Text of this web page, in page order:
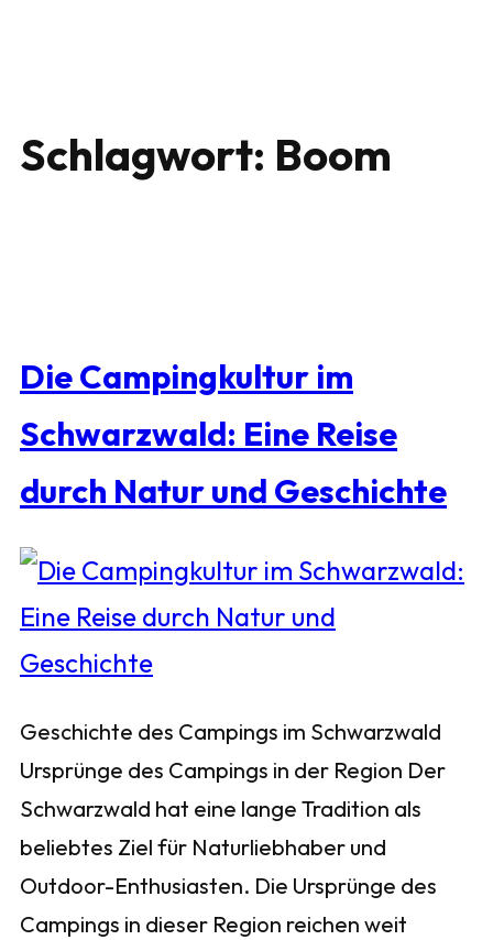
Schlagwort: Boom
Die Campingkultur im
Schwarzwald: Eine Reise
durch Natur und Geschichte
Geschichte des Campings im Schwarzwald
Ursprünge des Campings in der Region Der
Schwarzwald hat eine lange Tradition als
beliebtes Ziel für Naturliebhaber und
Outdoor-Enthusiasten. Die Ursprünge des
Campings in dieser Region reichen weit